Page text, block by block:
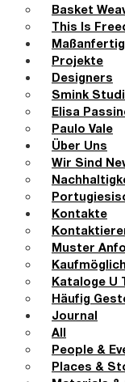
Basket
This Is
Projekte
Designers
Smink
Elisa
Paulo Vale
Über Uns
Wir Sind
Kontakte
Muster
Kataloge U
Häufig
Journal
All
People &
Places &